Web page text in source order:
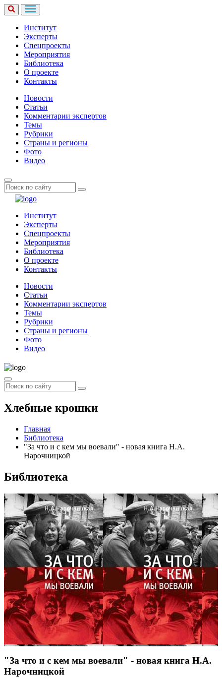
Институт
Эксперты
Спецпроекты
Мероприятия
Библиотека
О проекте
Контакты
Новости
Статьи
Комментарии экспертов
Темы
Рубрики
Страны и регионы
Фото
Видео
Институт
Эксперты
Спецпроекты
Мероприятия
Библиотека
О проекте
Контакты
Новости
Статьи
Комментарии экспертов
Темы
Рубрики
Страны и регионы
Фото
Видео
Хлебные крошки
Главная
Библиотека
"За что и с кем мы воевали" - новая книга Н.А.
Нарочницкой
Библиотека
"За что и с кем мы воевали" - новая книга Н.А.
Нарочницкой